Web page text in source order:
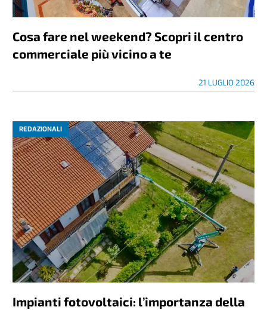
Cosa fare nel weekend? Scopri il centro
commerciale più vicino a te
21 LUGLIO 2026
REDAZIONALI
Impianti fotovoltaici: l’importanza della